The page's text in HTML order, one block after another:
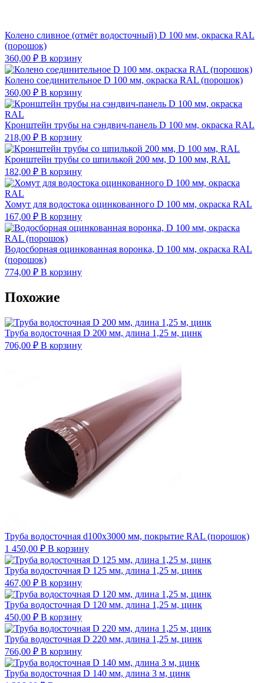
Колено сливное (отмёт водосточный) D 100 мм, окраска RAL
(порошок)
360,00 ₽ В корзину
Колено соединительное D 100 мм, окраска RAL (порошок)
360,00 ₽ В корзину
Кронштейн трубы на сэндвич-панель D 100 мм, окраска RAL
218,00 ₽ В корзину
Кронштейн трубы со шпилькой 200 мм, D 100 мм, RAL
182,00 ₽ В корзину
Хомут для водостока оцинкованного D 100 мм, окраска RAL
167,00 ₽ В корзину
Водосборная оцинкованная воронка, D 100 мм, окраска RAL
(порошок)
774,00 ₽ В корзину
Похожие
Труба водосточная D 200 мм, длина 1,25 м, цинк
706,00 ₽ В корзину
Труба водосточная d100х3000 мм, покрытие RAL (порошок)
1 450,00 ₽ В корзину
Труба водосточная D 125 мм, длина 1,25 м, цинк
467,00 ₽ В корзину
Труба водосточная D 120 мм, длина 1,25 м, цинк
450,00 ₽ В корзину
Труба водосточная D 220 мм, длина 1,25 м, цинк
766,00 ₽ В корзину
Труба водосточная D 140 мм, длина 3 м, цинк